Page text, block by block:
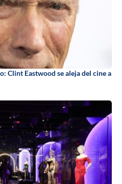
Clint Eastwood se aleja del cine a